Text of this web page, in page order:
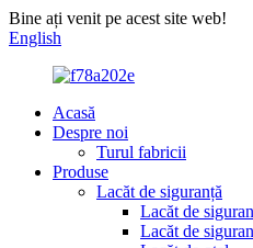
Bine ați venit pe acest site web!
English
Acasă
Despre noi
Turul fabricii
Produse
Lacăt de siguranță
Lacăt de
Lacăt de